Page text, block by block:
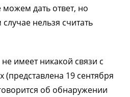
дать ответ, но
нельзя считать
имеет никакой связи с
(представлена 19 сентября
об обнаружении